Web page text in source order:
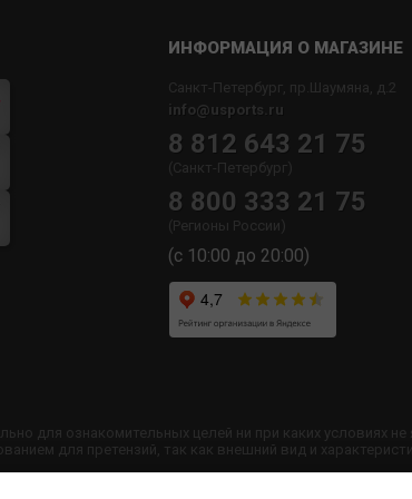
ИНФОРМАЦИЯ О МАГАЗИНЕ
Санкт-Петербург, пр.Шаумяна, д.2
info@usports.ru
8 812 643 21 75
(Санкт-Петербург)
8 800 333 21 75
(Регионы России)
(с 10:00 до 20:00)
для ознакомительных целей ни при каких условиях
для претензий, так как внешний вид и
без согласования с администрацией USPORTS